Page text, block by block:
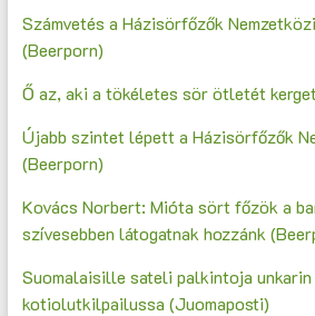
Számvetés a Házisörfőzők
(Beerporn)
Ő az, aki a tökéletes sör ötletét
Újabb szintet lépett a Házisörfőzők
(Beerporn)
Kovács Norbert: Mióta sört főzök a
szívesebben látogatnak hozzánk
Suomalaisille sateli palkintoja unkarin
kotiolutkilpailussa (Juomaposti)